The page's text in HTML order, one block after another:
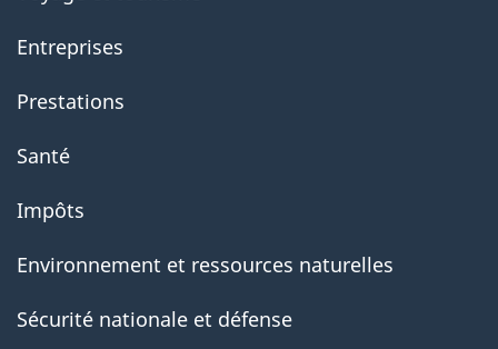
Entreprises
Prestations
Santé
Impôts
Environnement et ressources naturelles
Sécurité nationale et défense